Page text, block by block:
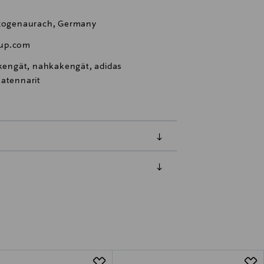
Germany
nahkakengät, adidas
valittuun osoitteeseen.